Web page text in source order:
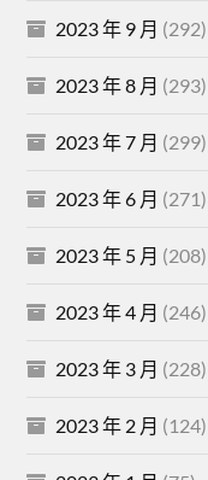
2023 年 9 月 (292)
2023 年 8 月 (293)
2023 年 7 月 (299)
2023 年 6 月 (271)
2023 年 5 月 (208)
2023 年 4 月 (246)
2023 年 3 月 (228)
2023 年 2 月 (124)